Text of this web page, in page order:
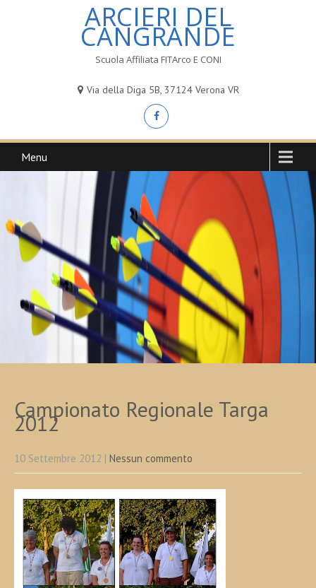
ARCIERI DEL
CANGRANDE
Scuola Affiliata FITArco E CONI
Via della Diga 5B, 37124 Verona VR
Menu
Campionato Regionale Targa
2012
10 Settembre 2012 | Nessun commento